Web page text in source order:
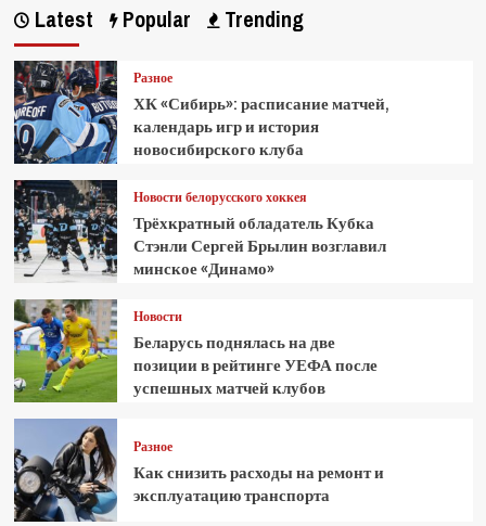
Latest Popular Trending
Разное
ХК «Сибирь»: расписание матчей,
календарь игр и история
новосибирского клуба
Новости белорусского хоккея
Трёхкратный обладатель Кубка
Стэнли Сергей Брылин возглавил
минское «Динамо»
Новости
Беларусь поднялась на две
позиции в рейтинге УЕФА после
успешных матчей клубов
Разное
Как снизить расходы на ремонт и
эксплуатацию транспорта